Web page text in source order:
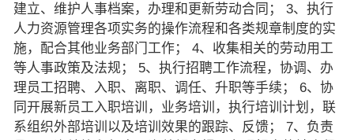
建立、维护人事档案，办理和更新劳动合同； 3、执行
人力资源管理各项实务的操作流程和各类规章制度的实
施，配合其他业务部门工作； 4、收集相关的劳动用工
等人事政策及法规； 5、执行招聘工作流程，协调、办
理员工招聘、入职、离职、调任、升职等手续； 6、协
同开展新员工入职培训，业务培训，执行培训计划，联
系组织外部培训以及培训效果的跟踪、反馈； 7、负责